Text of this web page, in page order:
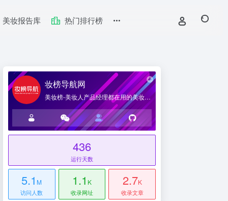
美妆报告库 热门排行榜
妆榜导航网
美妆榜-美妆人产品经理都在用的美妆产业导航网站
436
运行天数
5.1 M
访问人数
1.1 K
收录网址
2.7K
收录文章